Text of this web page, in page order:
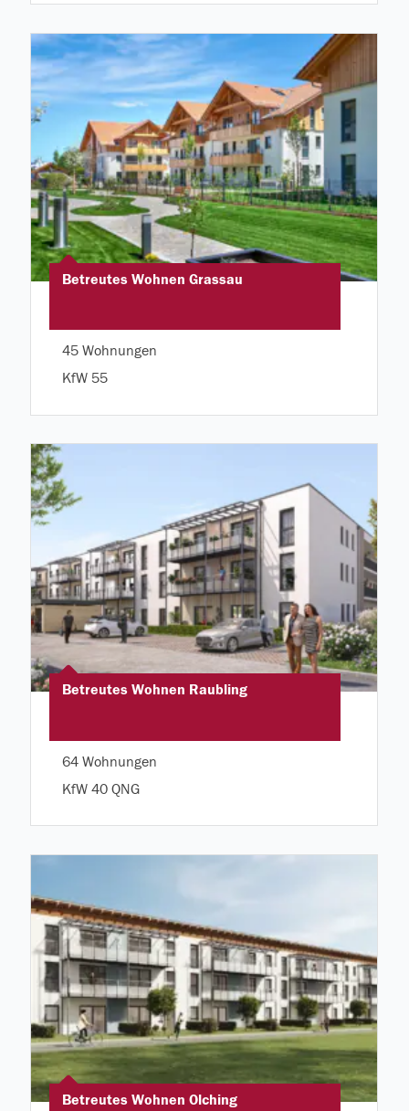
Betreutes Wohnen Grassau
45 Wohnungen
KfW 55
Betreutes Wohnen Raubling
64 Wohnungen
KfW 40 QNG
Betreutes Wohnen Olching